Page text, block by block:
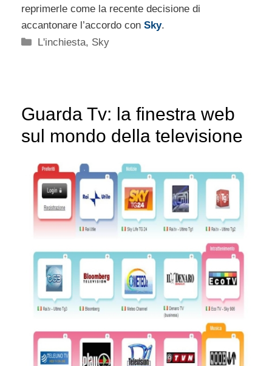
reprimerle come la recente decisione di
accantonare l’accordo con Sky.
Categorie
L'inchiesta, Sky
Guarda Tv: la finestra web
sul mondo della televisione